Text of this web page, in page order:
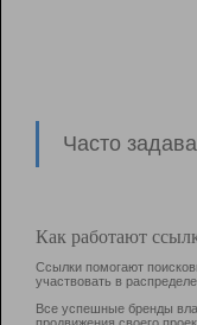
Часто
Как работают
Ссылки помогают
участвовать в
Все успешные бренды